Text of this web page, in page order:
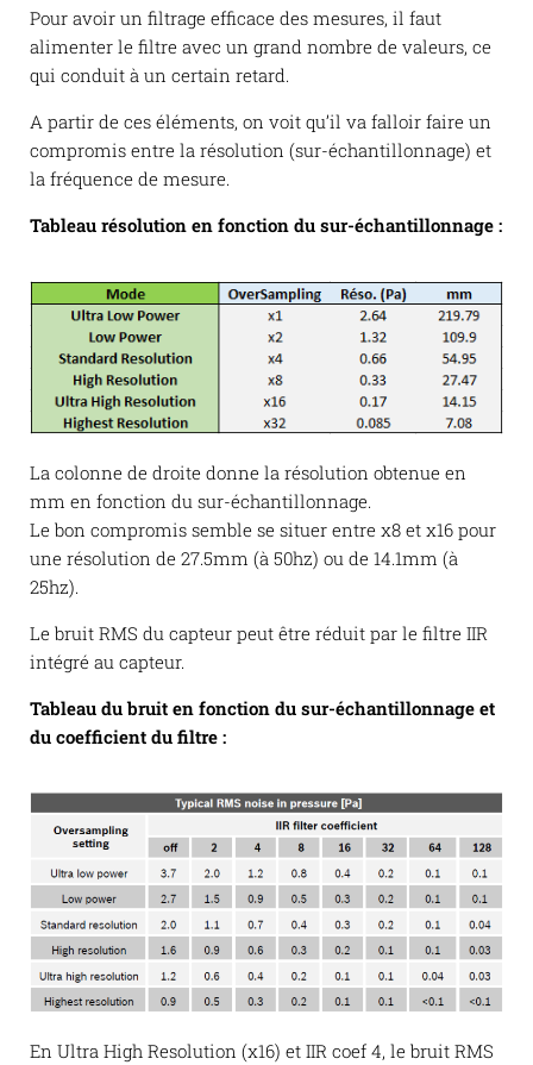
Pour avoir un filtrage efficace des mesures, il faut
alimenter le filtre avec un grand nombre de valeurs, ce
qui conduit à un certain retard.
A partir de ces éléments, on voit qu’il va falloir faire un
compromis entre la résolution (sur-échantillonnage) et
la fréquence de mesure.
Tableau résolution en fonction du sur-échantillonnage :
La colonne de droite donne la résolution obtenue en
mm en fonction du sur-échantillonnage.
Le bon compromis semble se situer entre x8 et x16 pour
une résolution de 27.5mm (à 50hz) ou de 14.1mm (à
25hz).
Le bruit RMS du capteur peut être réduit par le filtre IIR
intégré au capteur.
Tableau du bruit en fonction du sur-échantillonnage et
du coefficient du filtre :
En Ultra High Resolution (x16) et IIR coef 4, le bruit RMS